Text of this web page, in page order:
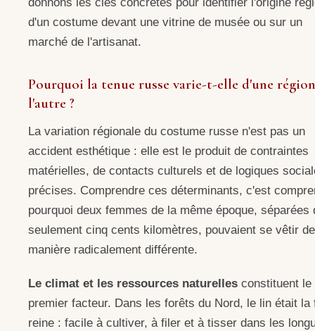
donnons les clés concrètes pour identifier l'origine
d'un costume devant une vitrine de musée ou sur un
marché de l'artisanat.
Pourquoi la tenue russe varie-t-elle d'une
l'autre ?
La variation régionale du costume russe n'est pas un
accident esthétique : elle est le produit de contraintes
matérielles, de contacts culturels et de logiques
précises. Comprendre ces déterminants, c'est
pourquoi deux femmes de la même époque, séparées
seulement cinq cents kilomètres, pouvaient se vêtir de
manière radicalement différente.
Le climat et les ressources naturelles constituent le
premier facteur. Dans les forêts du Nord, le lin était la
reine : facile à cultiver, à filer et à tisser dans les